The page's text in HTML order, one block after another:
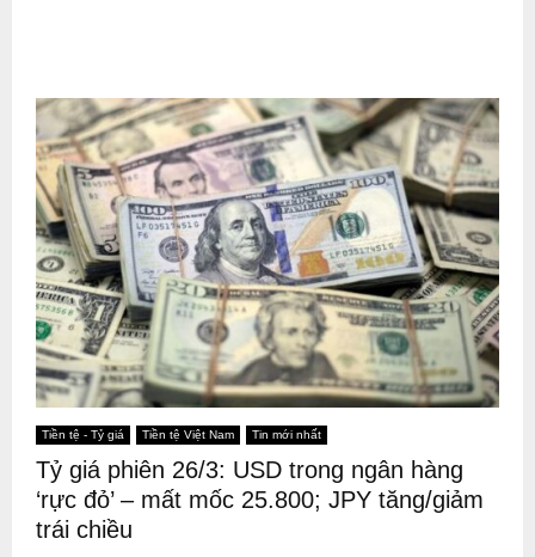
Tiền tệ - Tỷ giá Tiền tệ Việt Nam Tin mới nhất
Tỷ giá phiên 26/3: USD trong ngân hàng
‘rực đỏ’ – mất mốc 25.800; JPY tăng/giảm
trái chiều